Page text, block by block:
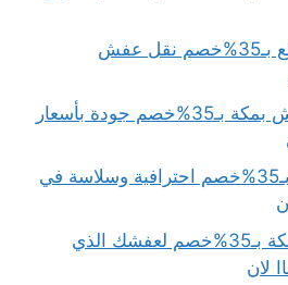
نقل عفش مكة الشرائع بـ35%خصم نقل عفش
ارخص شركة نقل عفش بمكة بـ35%خصم جودة بأسعار
شركة نقل اثاث بمكة بـ35%خصم احترافية وسلاسة في
شركة تخزين عفش بمكة بـ35%خصم لعفشك الذي
لان